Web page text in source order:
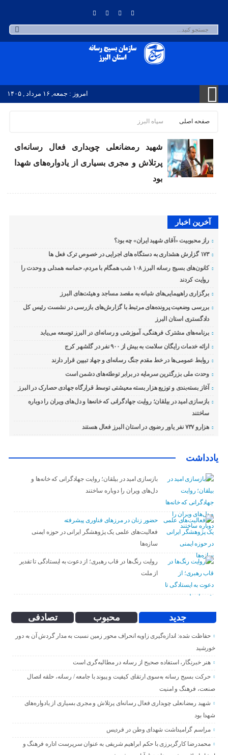
امروز : جمعه, ۱۶ مرداد , ۱۴۰۵
صفحه اصلی سپاه البرز
شهید رمضانعلی چوبداری فعال رسانه‌ای
پرتلاش و مجری بسیاری از یادواره‌های شهدا
بود
آخرین اخبار
راز محبوبیت «آقای شهید ایران» چه بود؟
۱۷۳ گزارش هشداری به دستگاه های اجرایی در خصوص ترک فعل ها
کانون‌های بسیج رسانه البرز ۱۰۸ شب همگام با مردم، حماسه همدلی و وحدت را
روایت کردند
برگزاری راهپیمایی‌های شبانه به مقصد مساجد و هیئت‌های البرز
بررسی وضعیت پرونده‌های مرتبط با گزارش‌های بازرسی در نشست رئیس کل
دادگستری استان البرز
برنامه‌های مشترک فرهنگی، آموزشی و رسانه‌ای در البرز توسعه می‌یابد
ارائه خدمات رایگان سلامت به بیش از ۹۰۰ نفر در گلشهر کرج
روابط عمومی‌ها در خط مقدم جنگ رسانه‌ای و جهاد تبیین قرار دارند
وحدت ملی بزرگترین سرمایه در برابر توطئه‌های دشمن است
آغاز بسته‌بندی و توزیع هزار بسته معیشتی توسط قرارگاه جهادی حصارک در البرز
بازسازی امید در بیلقان؛ روایت جهادگرانی که خانه‌ها و دل‌های ویران را دوباره
ساختند
هزارو ۷۳۷ نفر یاور رضوی در استان البرز فعال هستند
یادداشت
بازسازی امید در بیلقان؛ روایت جهادگرانی که خانه‌ها و
دل‌های ویران را دوباره ساختند
حضور زنان در مرزهای فناوری پیشرفته
فعالیت‌های علمی یک پژوهشگر ایرانی در حوزه ایمنی
سازه‌ها
روایت رنگ‌ها در قاب رهبری؛ از دعوت به ایستادگی تا تقدیر
از ملت
جدید محبوب تصادفی
حفاظت شده: اندازه‌گیری زاویه انحراف محور زمین نسبت به مدار گردش آن به دور
خورشید
هنر خبرنگار، استفاده صحیح از رسانه در مطالبه‌گری است
حرکت بسیج رسانه به‌سوی ارتقای کیفیت و پیوند با جامعه / رسانه، حلقه اتصال
صنعت، فرهنگ و امنیت
شهید رمضانعلی چوبداری فعال رسانه‌ای پرتلاش و مجری بسیاری از یادواره‌های
شهدا بود
مراسم گرامیداشت شهدای وطن در فردیس
محمدرضا کارگربرزی با حکم ابراهیم شریفی به عنوان سرپرست اداره فرهنگ و